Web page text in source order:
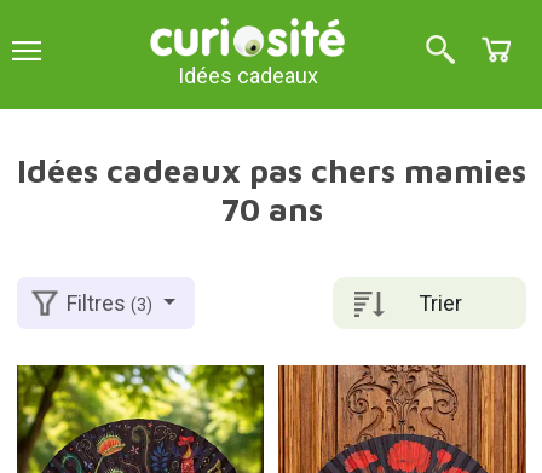
Idées cadeaux
Idées cadeaux pas chers mamies
70 ans
Trier
Filtres(3)